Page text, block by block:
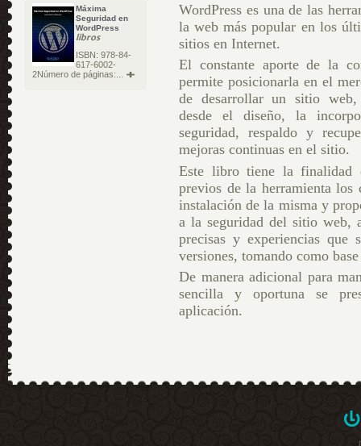
Máxima
Seguridad en
WordPress
libros
ISBN: 978-84-
617-6002-
2Número de páginas:...
WordPress es una de las
la web más popular en los
sitios en Internet.
El constante aporte de la
permite posicionarla en el
de desarrollar un sitio web,
desde el diseño, la
seguridad, respaldo y
mejoras continuas en el sitio.
Este libro tiene la finalidad
previos de la herramienta los
instalación de la misma y
a la seguridad del sitio web,
precisas y experiencias
versiones, tomando como
De manera adicional para
sencilla y oportuna se
aplicación.